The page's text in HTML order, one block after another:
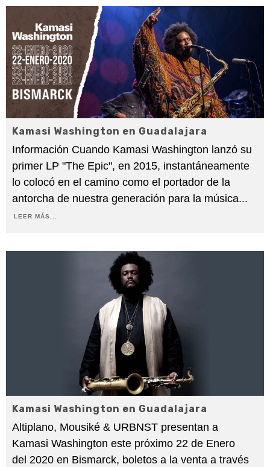
Kamasi Washington en Guadalajara
Información Cuando Kamasi Washington lanzó su
primer LP "The Epic", en 2015, instantáneamente
lo colocó en el camino como el portador de la
antorcha de nuestra generación para la música...
LEER MÁS...
Kamasi Washington en Guadalajara
Altiplano, Mousiké & URBNST presentan a
Kamasi Washington este próximo 22 de Enero
del 2020 en Bismarck, boletos a la venta a través